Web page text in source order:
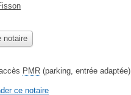
notaire
PMR (parking, entrée adaptée)
ce notaire